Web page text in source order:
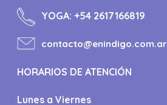
YOGA:+54 2617166819
contacto@enindigo.com.ar
HORARIOS DE ATENCIÓN
Lunes a Viernes